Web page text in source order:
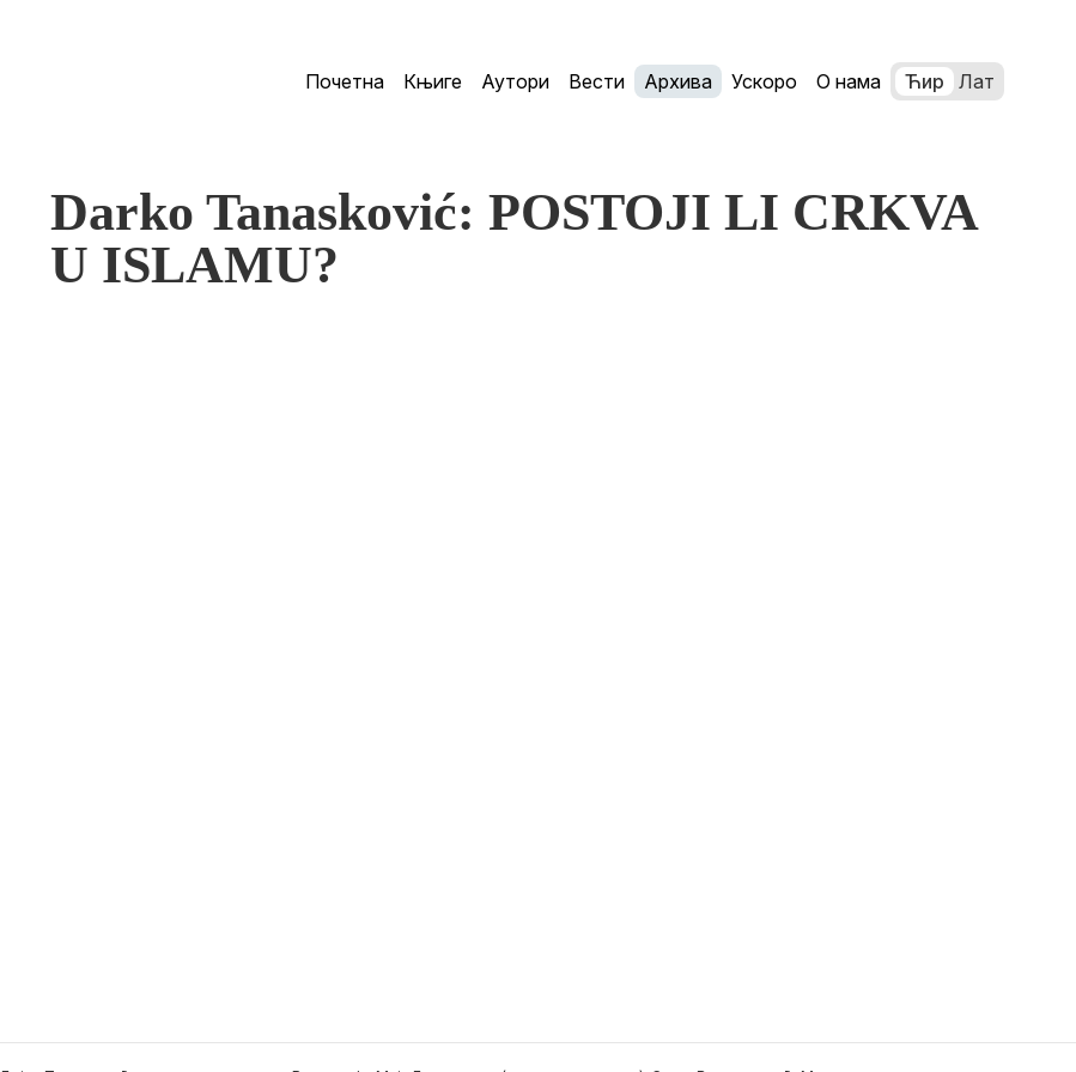
Почетна Књиге Аутори Вести Архива Ускоро О нама Ћир Лат
Darko Tanasković: POSTOJI LI CRKVA
U ISLAMU?